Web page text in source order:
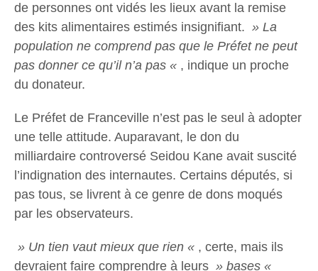
de personnes ont vidés les lieux avant la remise
des kits alimentaires estimés insignifiant. » La
population ne comprend pas que le Préfet ne peut
pas donner ce qu’il n’a pas « , indique un proche
du donateur.
Le Préfet de Franceville n’est pas le seul à adopter
une telle attitude. Auparavant, le don du
milliardaire controversé Seidou Kane avait suscité
l’indignation des internautes. Certains députés, si
pas tous, se livrent à ce genre de dons moqués
par les observateurs.
» Un tien vaut mieux que rien « , certe, mais ils
devraient faire comprendre à leurs » bases «